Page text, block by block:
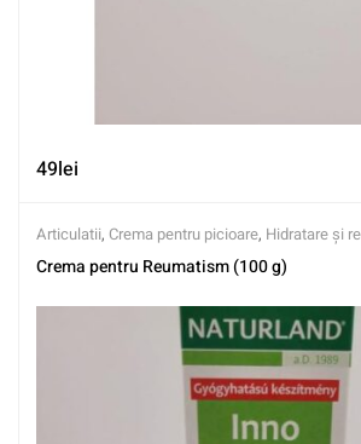
49lei
Articulatii, Crema pentru picioare, Hidratare și
corporala,Masaj gel
Crema pentru Reumatism (100 g)